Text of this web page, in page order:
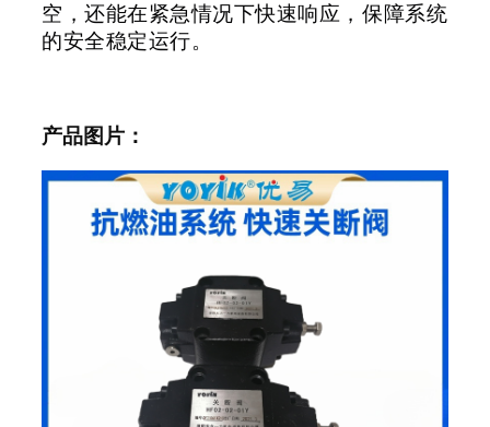
空，还能在紧急情况下快速响应，保障系统
的安全稳定运行。
产品图片：